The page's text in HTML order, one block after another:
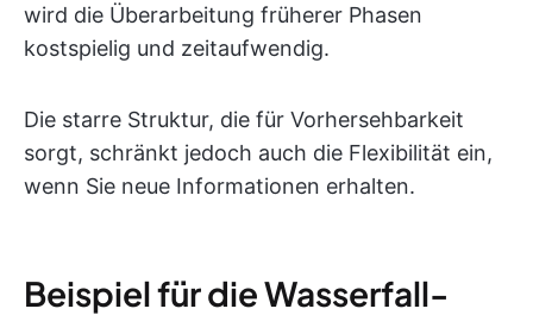
wird die Überarbeitung früherer Phasen
kostspielig und zeitaufwendig.
Die starre Struktur, die für Vorhersehbarkeit
sorgt, schränkt jedoch auch die Flexibilität ein,
wenn Sie neue Informationen erhalten.
Beispiel für die Wasserfall-